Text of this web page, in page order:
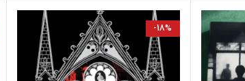
-18%